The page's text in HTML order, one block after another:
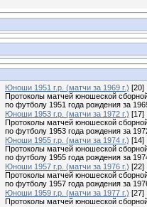
Юноши 1951 г.р. (матчи за 1969 г.) [20]
Протоколы матчей юношеской
по футболу 1951 года рождения за
Юноши 1953 г.р. (матчи за 1972 г.) [17]
Протоколы матчей юношеской
по футболу 1953 года рождения за
Юноши 1955 г.р. (матчи за 1974 г.) [14]
Протоколы матчей юношеской
по футболу 1955 года рождения за
Юноши 1957 г.р. (матчи за 1976 г.) [22]
Протоколы матчей юношеской
по футболу 1957 года рождения за
Юноши 1959 г.р. (матчи за 1977 г.) [27]
Протоколы матчей юношеской